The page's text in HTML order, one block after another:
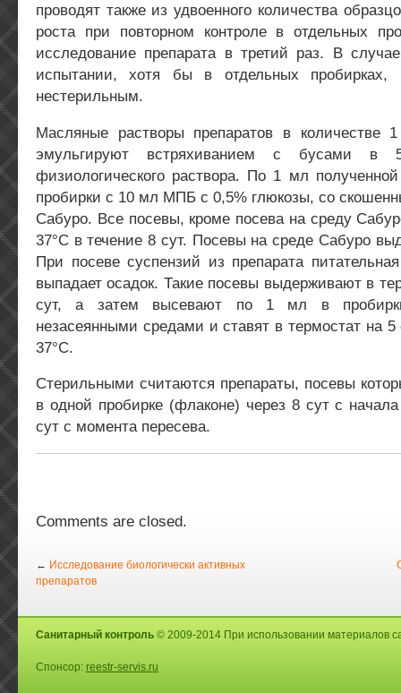
проводят также из удвоенного количества
роста при повторном контроле в отдельных
исследование препарата в третий раз. В
испытании, хотя бы в отдельных пробирках,
нестерильным.
Масляные растворы препаратов в количестве
эмульгируют встряхиванием с бусами в
физиологического раствора. По 1 мл
пробирки с 10 мл МПБ с 0,5% глюкозы, со
Сабуро. Все посевы, кроме посева на среду
37°С в течение 8 сут. Посевы на среде Сабуро
При посеве суспензий из препарата
выпадает осадок. Такие посевы выдерживают в
сут, а затем высевают по 1 мл в
незасеянными средами и ставят в термостат на 5
37°С.
Стерильными считаются препараты, посевы
в одной пробирке (флаконе) через 8 сут с
сут с момента пересева.
Comments are closed.
← Исследование биологически активных
препаратов
Санитарный контроль © 2009-2014 При использовании материалов
Спонсор: reestr-servis.ru